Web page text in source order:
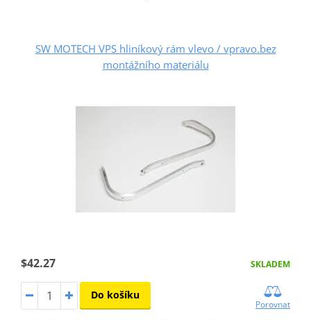
SW MOTECH VPS hliníkový rám vlevo / vpravo.bez
montážního materiálu
$42.27 SKLADEM
Do košíku
Porovnat